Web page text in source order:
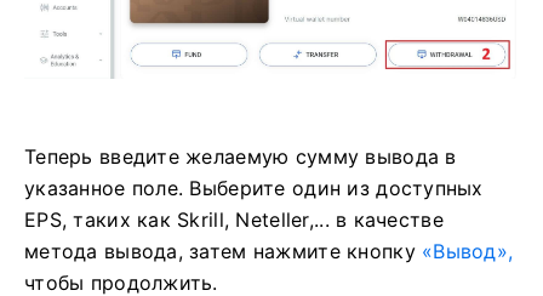
Теперь введите желаемую сумму вывода в
указанное поле. Выберите один из доступных
EPS, таких как Skrill, Neteller,... в качестве
метода вывода, затем нажмите кнопку «Вывод»,
чтобы продолжить.